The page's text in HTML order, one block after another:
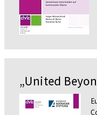
„United